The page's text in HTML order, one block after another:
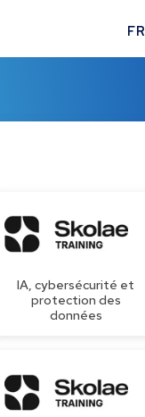
FR
IA, cybersécurité et
protection des
données